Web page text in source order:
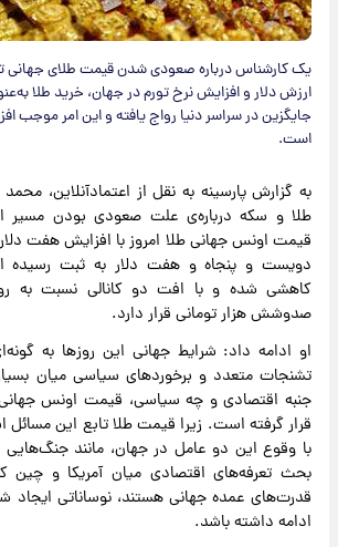
یک کارشناس درباره صعودی شدن قیمت طلای جهانی
ارزش دلار و افزایش نرخ تورم در جهان، خرید طلا
جایگزین در سراسر دنیا رواج یافته و این امر موجب
است.
به گزارش پارسینه به نقل از اعتمادآنلاین، محمد
طلا و سکه درباره‌ی علت صعودی بودن مسیر
قیمت اونس جهانی طلا امروز با افزایش هفت
دویست و پنجاه و هفت دلار به ثبت رسیده
کاهشی شده و با افت دو کانالی نسبت به روز
صدوشش هزار تومانی قرار دارد.
او ادامه داد: شرایط جهانی این روزها به
تشنجات متعدد و برخوردهای سیاسی میان
جنبه اقتصادی و چه سیاسی، قیمت اونس جهانی
قرار گرفته است. زیرا قیمت طلا تابع این مسائل
با وقوع این دو عامل در جهان، مانند جنگ‌هایی
بحث تعرفه‌های اقتصادی میان آمریکا و چین
قدرت‌های عمده جهانی هستند، نوساناتی ایجاد
ادامه داشته باشد.